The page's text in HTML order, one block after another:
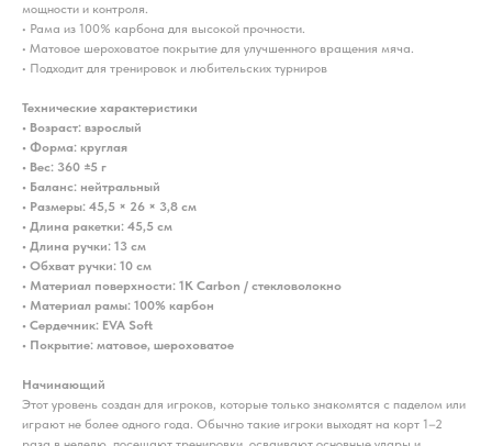
мощности и контроля.
• Рама из 100% карбона для высокой прочности.
• Матовое шероховатое покрытие для улучшенного вращения мяча.
• Подходит для тренировок и любительских турниров
Технические характеристики
• Возраст: взрослый
• Форма: круглая
• Вес: 360 ±5 г
• Баланс: нейтральный
• Размеры: 45,5 × 26 × 3,8 см
• Длина ракетки: 45,5 см
• Длина ручки: 13 см
• Обхват ручки: 10 см
• Материал поверхности: 1К Carbon / стекловолокно
• Материал рамы: 100% карбон
• Сердечник: EVA Soft
• Покрытие: матовое, шероховатое
Начинающий
Этот уровень создан для игроков, которые только знакомятся с паделом или
играют не более одного года. Обычно такие игроки выходят на корт 1–2